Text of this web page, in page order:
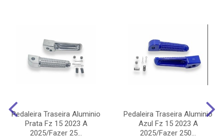
Pedaleira Traseira Aluminio
Prata Fz 15 2023 A
2025/Fazer 25...
Pedaleira Traseira Aluminio
Azul Fz 15 2023 A
2025/Fazer 250...